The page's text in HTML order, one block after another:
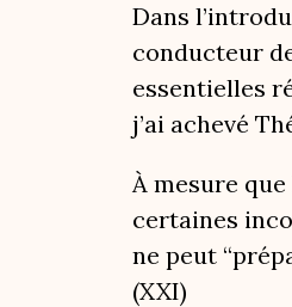
Dans
conducteur
essentielles
j’ai achevé
À mesure
certaines
ne peut
(XXI)